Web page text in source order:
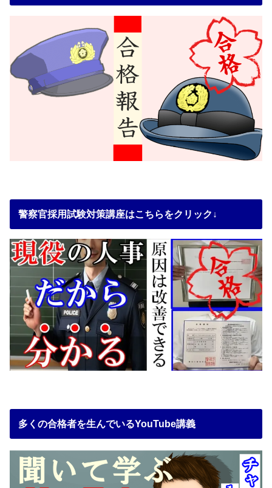
警察官採用試験対策講座はこちらをクリック↓
多くの合格者を生んでいるYouTube講義